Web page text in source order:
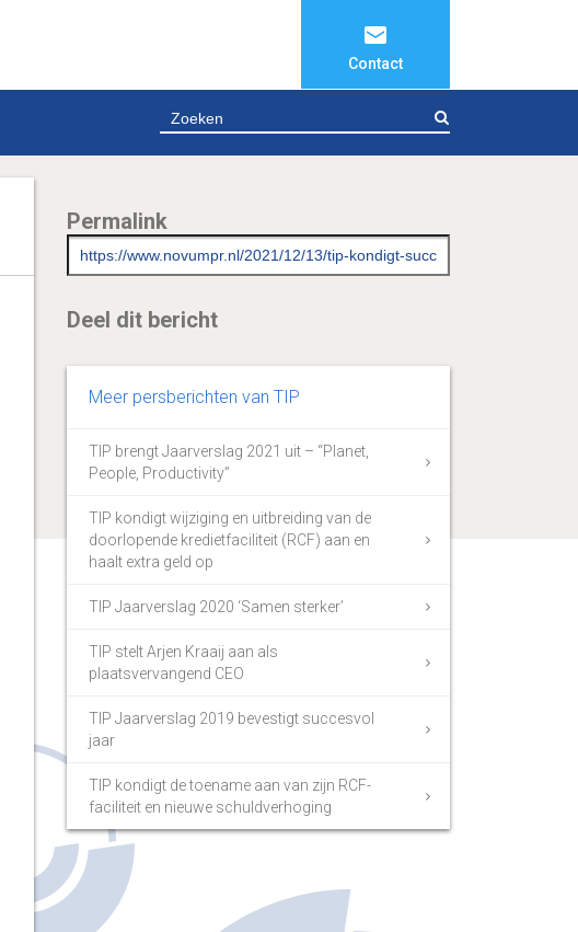
Contact
Permalink
Deel dit bericht
Meer persberichten van TIP
TIP brengt Jaarverslag 2021 uit – “Planet,
People, Productivity”
TIP kondigt wijziging en uitbreiding van de
doorlopende kredietfaciliteit (RCF) aan en
haalt extra geld op
TIP Jaarverslag 2020 ‘Samen sterker’
TIP stelt Arjen Kraaij aan als
plaatsvervangend CEO
TIP Jaarverslag 2019 bevestigt succesvol
jaar
TIP kondigt de toename aan van zijn RCF-
faciliteit en nieuwe schuldverhoging